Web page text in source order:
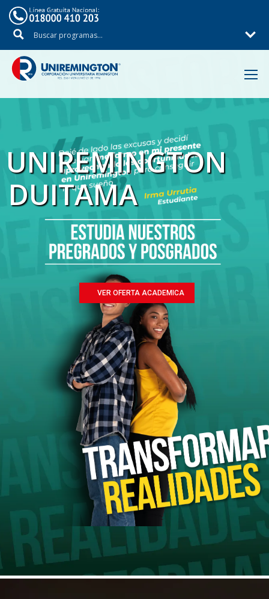
Inicio
UNIREMINGTON
DUITAMA
VER OFERTA ACADEMICA